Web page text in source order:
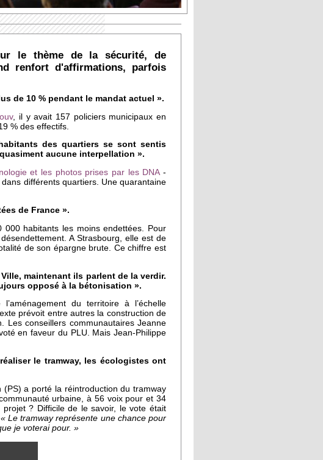
le thème de la sécurité, de
renfort d'affirmations, parfois
de 10 % pendant le mandat actuel ».
, il y avait 157 policiers municipaux en
% des effectifs.
des quartiers se sont sentis
aucune interpellation ».
et les photos prises par les DNA-
différents quartiers. Une quarantaine
de France ».
000 habitants les moins endettées. Pour
A Strasbourg, elle est de
de son épargne brute. Ce chiffre est
maintenant ils parlent de la verdir.
opposé à la bétonisation ».
du territoire à l’échelle
prévoit entre autres la construction de
conseillers communautaires Jeanne
en faveur du PLU. Mais Jean-Philippe
le tramway, les écologistes ont
a porté la réintroduction du tramway
urbaine, à 56 voix pour et 34
? Difficile de le savoir, le vote était
« Le tramway représente une chance pour
je voterai pour. »